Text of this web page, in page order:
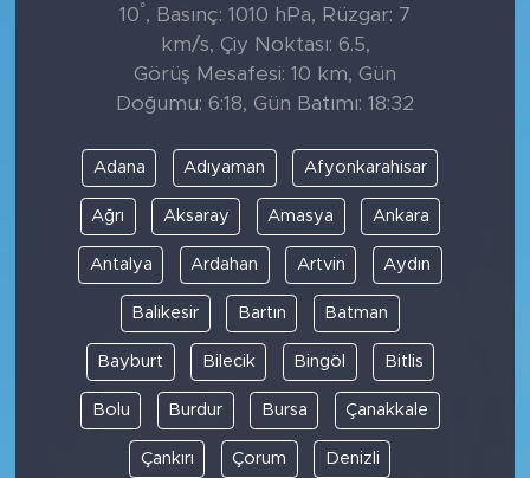
10°, Basınç: 1010 hPa, Rüzgar: 7
km/s, Çiy Noktası: 6.5,
Görüş Mesafesi: 10 km, Gün
Doğumu: 6:18, Gün Batımı: 18:32
Adana Adıyaman Afyonkarahisar
Ağrı Aksaray Amasya Ankara
Antalya Ardahan Artvin Aydın
Balıkesir Bartın Batman
Bayburt Bilecik Bingöl Bitlis
Bolu Burdur Bursa Çanakkale
Çankırı Çorum Denizli